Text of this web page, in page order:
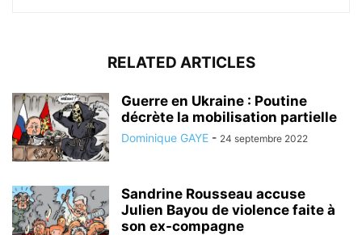
RELATED ARTICLES
Guerre en Ukraine : Poutine
décrète la mobilisation partielle
Dominique GAYE - 24 septembre 2022
Sandrine Rousseau accuse
Julien Bayou de violence faite à
son ex-compagne